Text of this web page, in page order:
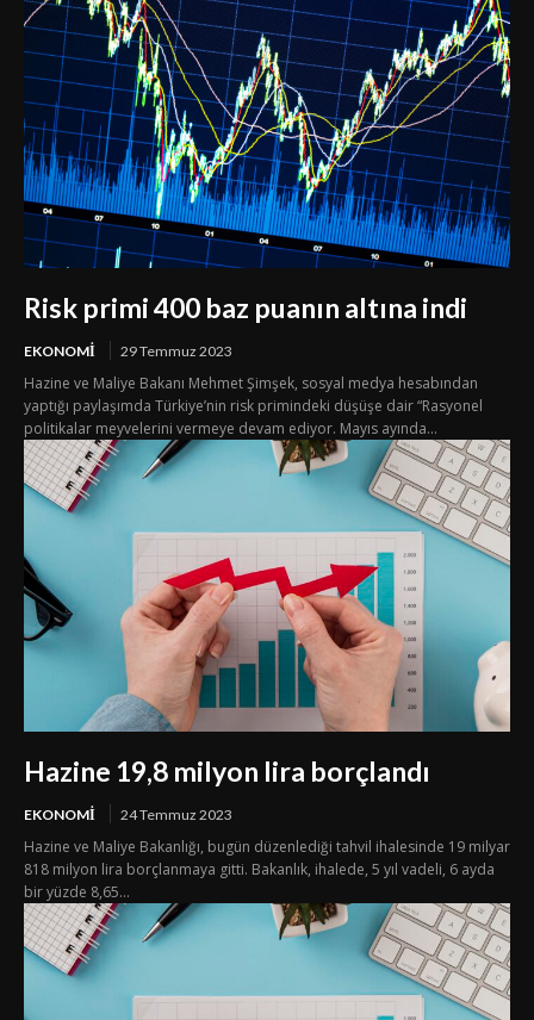
Risk primi 400 baz puanın altına indi
EKONOMI 29 Temmuz 2023
Hazine ve Maliye Bakanı Mehmet Şimşek, sosyal medya hesabından
yaptığı paylaşımda Türkiye’nin risk primindeki düşüşe dair “Rasyonel
politikalar meyvelerini vermeye devam ediyor. Mayıs ayında...
Hazine 19,8 milyon lira borçlandı
EKONOMI 24 Temmuz 2023
Hazine ve Maliye Bakanlığı, bugün düzenlediği tahvil ihalesinde 19 milyar
818 milyon lira borçlanmaya gitti. Bakanlık, ihalede, 5 yıl vadeli, 6 ayda
bir yüzde 8,65...